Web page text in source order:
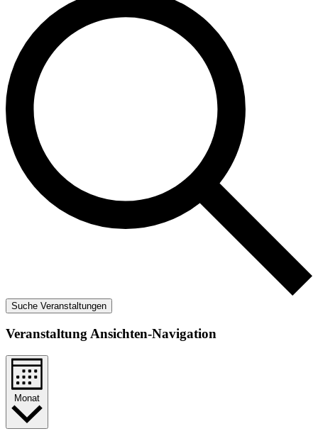
Suche Veranstaltungen
Veranstaltung Ansichten-Navigation
Monat